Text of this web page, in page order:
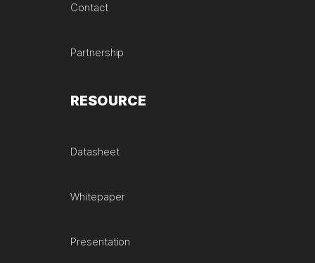
Contact
Partnership
RESOURCE
Datasheet
Whitepaper
Presentation